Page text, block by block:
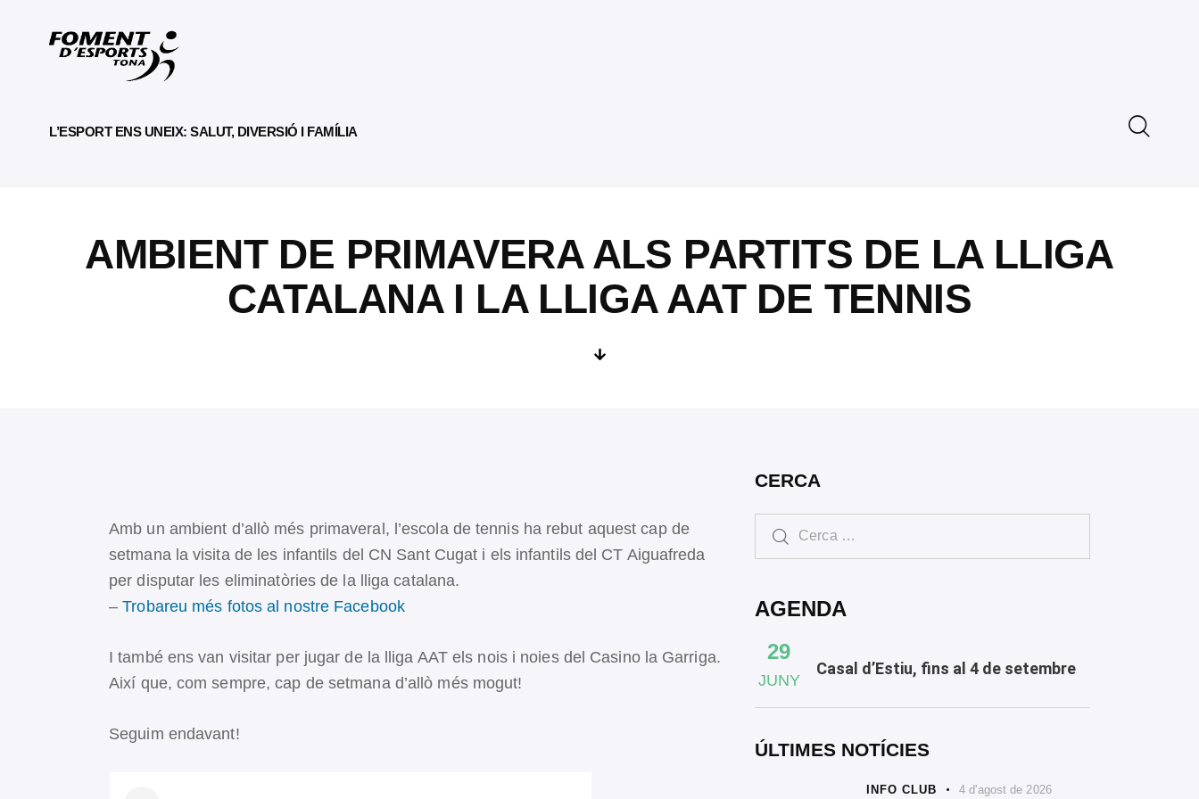
L’ESPORT ENS UNEIX: SALUT, DIVERSIÓ I FAMÍLIA
AMBIENT DE PRIMAVERA ALS PARTITS DE LA LLIGA
CATALANA I LA LLIGA AAT DE TENNIS
Amb un ambient d’allò més primaveral, l’escola de tennis ha rebut aquest cap de
setmana la visita de les infantils del CN Sant Cugat i els infantils del CT Aiguafreda
per disputar les eliminatòries de la lliga catalana.
–Trobareu més fotos al nostre Facebook
I també ens van visitar per jugar de la lliga AAT els nois i noies del Casino la Garriga.
Així que, com sempre, cap de setmana d’allò més mogut!
Seguim endavant!
CERCA
AGENDA
29
JUNY
Casal d’Estiu, fins al 4 de setembre
ÚLTIMES NOTÍCIES
INFO CLUB 4 d'agost de 2026